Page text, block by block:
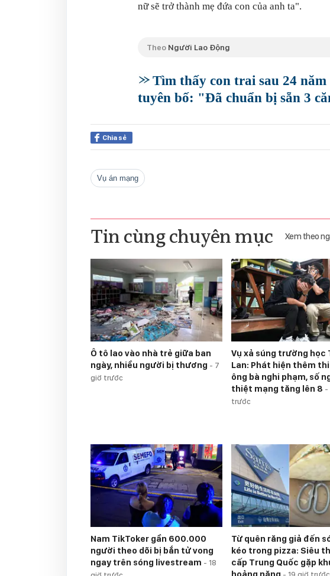
nữ sẽ trở thành mẹ đứa con của anh ta".
Theo Người Lao Động
Tìm thấy con trai sau 24
tuyên bố: "Đã chuẩn bị sẵn 3
Chia sẻ
vụ án mạng
Tin cùng chuyên mục Xem theo
Ô tô lao vào nhà trẻ giữa ban
ngày, nhiều người bị thương - 7
giờ trước
Vụ xả súng trường học
Lan: Phát hiện thêm
ông bà nghi phạm, số
thiệt mạng tăng lên 8 -
trước
Nam TikToker gần 600.000
người theo dõi bị bắn tử vong
ngay trên sóng livestream - 18
Từ quên răng giả đến
kéo trong pizza: Siêu
cấp Trung Quốc gặp